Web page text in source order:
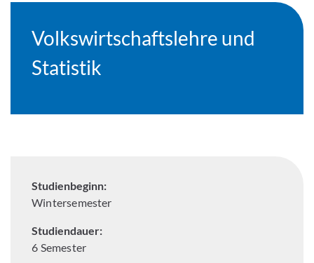
Volkswirtschaftslehre und
Statistik
Studienbeginn:
Wintersemester
Studiendauer:
6 Semester